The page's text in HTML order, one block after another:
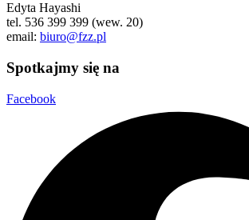
Edyta Hayashi
tel. 536 399 399 (wew. 20)
email: biuro@fzz.pl
Spotkajmy się na
Facebook